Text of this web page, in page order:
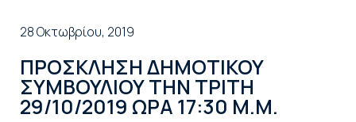
28 Οκτωβρίου, 2019
ΠΡΟΣΚΛΗΣΗ ΔΗΜΟΤΙΚΟΥ
ΣΥΜΒΟΥΛΙΟΥ ΤΗΝ ΤΡΙΤΗ
29/10/2019 ΩΡΑ 17:30 Μ.Μ.